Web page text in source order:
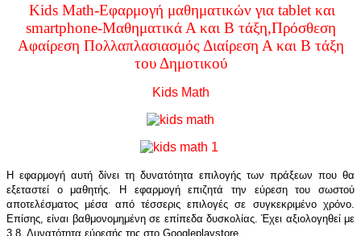
Kids Math-Εφαρμογή μαθηματικών για tablet και
smartphone-Μαθηματικά Α και Β τάξη,Πρόσθεση
Αφαίρεση Πολλαπλασιασμός Διαίρεση Α και Β τάξη
του Δημοτικού
Kids Math
Η εφαρμογή αυτή δίνει τη δυνατότητα επιλογής των πράξεων που θα
εξεταστεί ο μαθητής. Η εφαρμογή επιζητά την εύρεση του σωστού
αποτελέσματος μέσα από τέσσερις επιλογές σε συγκεκριμένο χρόνο.
Επίσης, είναι βαθμονομημένη σε επίπεδα δυσκολίας. Έχει αξιολογηθεί με
3.8. Δυνατότητα εύρεσής της στο Googleplaystore